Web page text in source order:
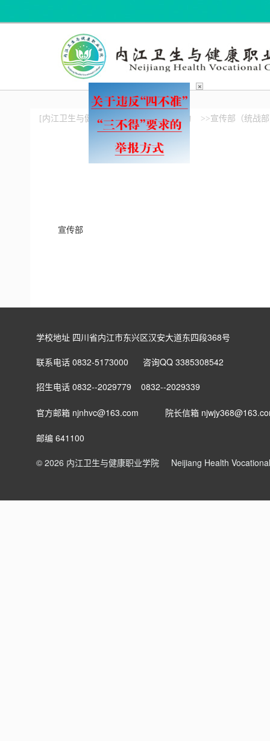
[内江卫生与健康职业学院] >>党政机构 >>宣传部（统战
宣传部
学校地址 四川省内江市东兴区汉安大道东四段368号
联系电话 0832-5173000 咨询QQ 3385308542
招生电话 0832--2029779 0832--2029339
官方邮箱 njnhvc@163.com 院长信箱
邮编 641100
© 2026 内江卫生与健康职业学院 Neijiang Health
×